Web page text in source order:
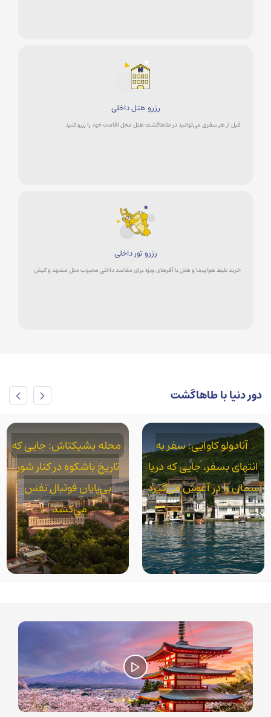
رزرو هتل داخلی
قبل از هر سفری می‌توانید در طاهاگشت هتل محل اقامت خود را رزرو کنید
رزرو تور داخلی
خرید بلیط هواپیما و هتل با آفرهای ویژه برای مقاصد داخلی محبوب مثل مشهد و کیش
دور دنیا با طاهاگشت
محله بشیکتاش: جایی که
تاریخ باشکوه در کنار شور
بی‌پایان فوتبال نفس
می‌کشد
محله آکسارای: استانبول
واقعی در سایه قنات‌های
رومی